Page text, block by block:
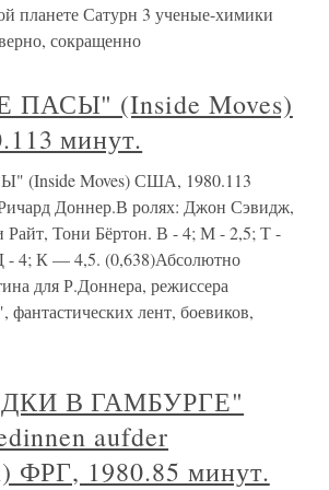
планете Сатурн 3 ученые-химики
сокращенно
(Inside Moves)
минут.
Moves) США, 1980.113
Доннер.В ролях: Джон Сэвидж,
Тони Бёртон. В - 4; М - 2,5; Т -
- 4; К — 4,5. (0,638)Абсолютно
для Р.Доннера, режиссера
лент, боевиков,
В ГАМБУРГЕ"
aufder
ФРГ, 1980.85 минут.